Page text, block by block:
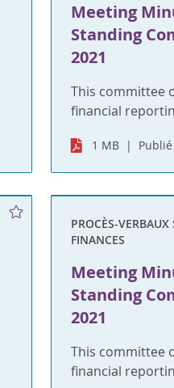
Meeting
Standing
2021
This committee
financial
1 MB
PROCÈS-VERBAUX
FINANCES
Meeting
Standing
2021
This committee
financial